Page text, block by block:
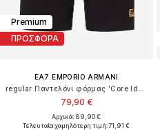
Premium
ΠΡΟΣΦΟΡΑ
EA7 EMPORIO ARMANI
79,90 €
Αρχικά: 89,90 €
Τελευταία χαμηλότερη τιμή:71,91 €